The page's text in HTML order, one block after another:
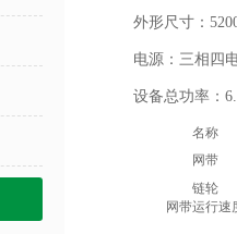
外形尺寸：
电源：三相四电
设备总功率：
名称
网带
链轮
网带运行速